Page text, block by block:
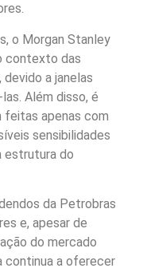
o Morgan Stanley
contexto das
a janelas
Além disso, é
feitas apenas com
sensibilidades
estrutura do
da Petrobras
e, apesar de
do mercado
continua a oferecer